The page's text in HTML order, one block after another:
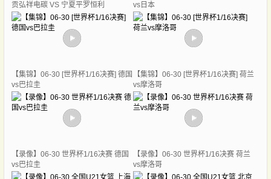
贡弘祥电碳 VS 宁夏平罗恒利
vs日本
【集锦】06-30 [世界杯1/16决赛] 德国
vs巴拉圭
【集锦】06-30 [世界杯1/16决赛] 荷兰
vs摩洛哥
【录像】06-30 世界杯1/16决赛 德国
vs巴拉圭
【录像】06-30 世界杯1/16决赛 荷兰
vs摩洛哥